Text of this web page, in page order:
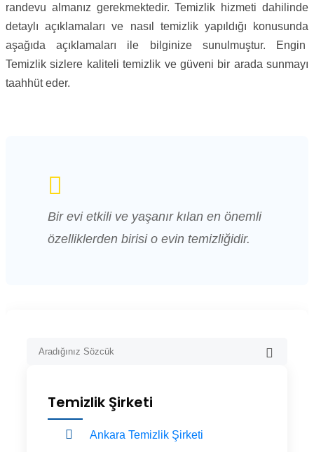
randevu almanız gerekmektedir. Temizlik hizmeti dahilinde
detaylı açıklamaları ve nasıl temizlik yapıldığı konusunda
aşağıda açıklamaları ile bilginize sunulmuştur. Engin
Temizlik sizlere kaliteli temizlik ve güveni bir arada sunmayı
taahhüt eder.
Bir evi etkili ve yaşanır kılan en önemli
özelliklerden birisi o evin temizliğidir.
Temizlik Şirketi
Ankara Temizlik Şirketi